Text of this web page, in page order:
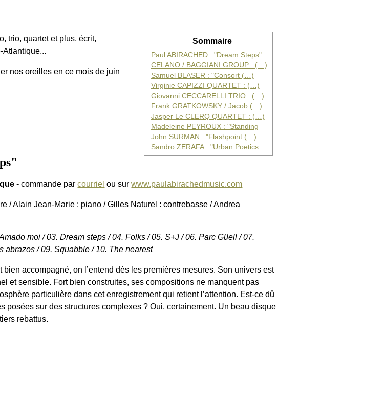
Sommaire
Paul ABIRACHED : "Dream Steps"
CELANO / BAGGIANI GROUP : (…)
Samuel BLASER : "Consort (…)
Virginie CAPIZZI QUARTET : (…)
Giovanni CECCARELLI TRIO : (…)
Frank GRATKOWSKY / Jacob (…)
Jasper Le CLERQ QUARTET : (…)
Madeleine PEYROUX : "Standing
John SURMAN : "Flashpoint (…)
Sandro ZERAFA : "Urban Poetics
trio, quartet et plus, écrit,
Atlantique...
nos oreilles en ce mois de juin
- commande parcourriel ou surwww.paulabirachedmusic.com
/ Alain Jean-Marie : piano / Gilles Naturel : contrebasse / Andrea
moi / 03. Dream steps / 04. Folks / 05. S+J / 06. Parc Güell / 07.
abrazos / 09. Squabble / 10. The nearest
bien accompagné, on l’entend dès les premières mesures. Son univers est
et sensible. Fort bien construites, ses compositions ne manquent pas
particulière dans cet enregistrement qui retient l’attention. Est-ce dû
posées sur des structures complexes ? Oui, certainement. Un beau disque
rebattus.